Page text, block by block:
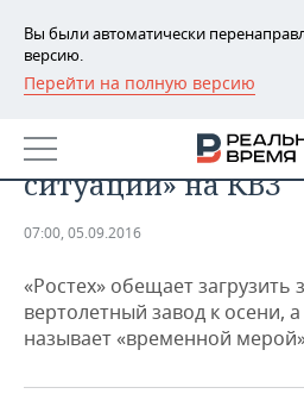
Вы были автоматически
версию.
Перейти на полную версию
РЕГИОНЫ
БАШКОРТОСТАН
ТАТАРСТАН
НОВОСТИ
АНАЛИТИКА
ДЕКЛАРАЦИИ О ДОХОДАХ
НОВОСТИ ЭКОНОМИКИ
ПРОМЫШЛЕННОСТЬ
рапортовал о
ситуации» на КВЗ
07:00, 05.09.2016
«Ростех» обещает загрузить
вертолетный завод к осени,
называет «временной